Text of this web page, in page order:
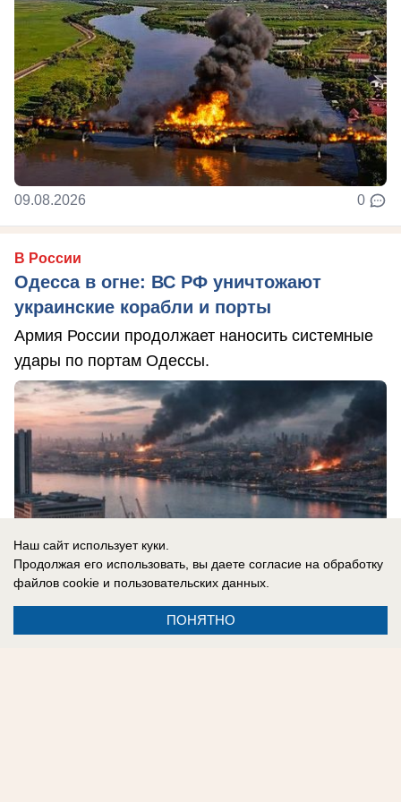
09.08.2026 0
В России
Одесса в огне: ВС РФ уничтожают
украинские корабли и порты
Армия России продолжает наносить системные
удары по портам Одессы.
Наш сайт использует куки.
Продолжая его использовать, вы даете согласие на обработку
файлов cookie и пользовательских данных.
ПОНЯТНО